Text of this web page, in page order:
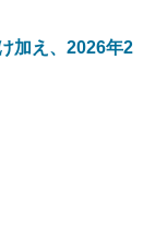
加え、2026年2